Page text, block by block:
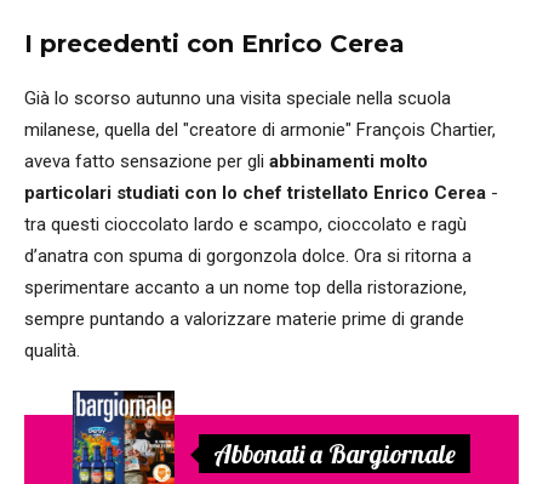
I precedenti con Enrico Cerea
Già lo scorso autunno una visita speciale nella scuola
milanese, quella del "creatore di armonie" François Chartier,
aveva fatto sensazione per gli abbinamenti molto
particolari studiati con lo chef tristellato Enrico Cerea -
tra questi cioccolato lardo e scampo, cioccolato e ragù
d’anatra con spuma di gorgonzola dolce. Ora si ritorna a
sperimentare accanto a un nome top della ristorazione,
sempre puntando a valorizzare materie prime di grande
qualità.
Abbonati a Bargiornale